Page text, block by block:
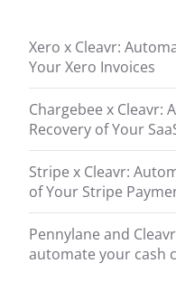
Xero x Cleavr:
Your Xero Invoices
Chargebee x Cleavr:
Recovery of Your
Stripe x Cleavr:
of Your Stripe
Pennylane and
automate your cash